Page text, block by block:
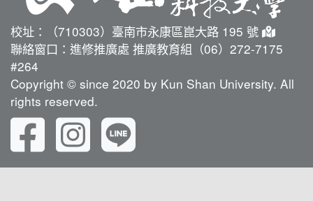
校址：（710303）臺南市永康區崑大路 195 號
聯絡窗口：進修推廣處 推廣教育組（06）272-7175
#264
Copyright © since 2020 by Kun Shan University. All
rights reserved.